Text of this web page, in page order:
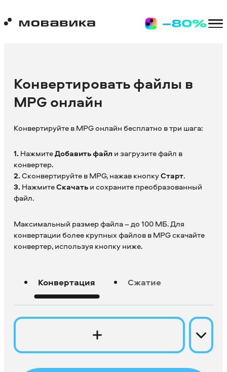
Конвертировать файлы в
MPG онлайн
Конвертируйте в MPG онлайн бесплатно в три шага:
1. НажмитеДобавить файл и загрузите файл в
конвертер.
2.Сконвертируйте в MPG, нажав кнопкуСтарт.
3. НажмитеСкачатьи сохраните преобразованный
файл.
Максимальный размер файла – до 100 МБ. Для
конвертации более крупных файлов в MPG скачайте
конвертер, используя кнопку ниже.
Конвертация Сжатие